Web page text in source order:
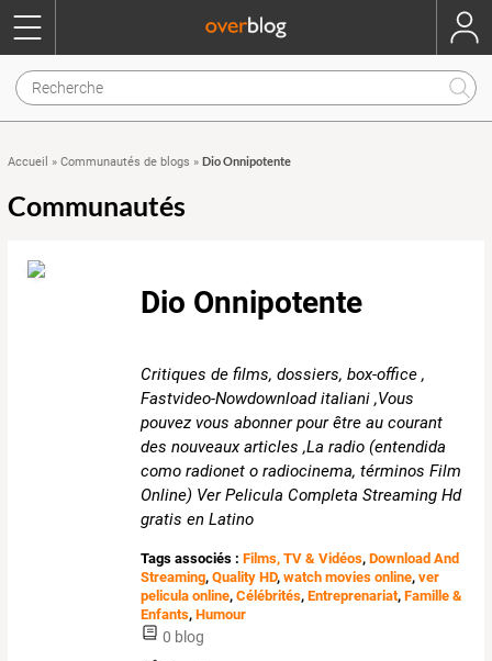
Accueil » Communautés de blogs » Dio Onnipotente
Communautés
Dio Onnipotente
Critiques de films, dossiers, box-office ,
Fastvideo-Nowdownload italiani ,Vous
pouvez vous abonner pour être au courant
des nouveaux articles ,La radio (entendida
como radionet o radiocinema, términos Film
Online) Ver Pelicula Completa Streaming Hd
gratis en Latino
Tags associés : Films, TV & Vidéos,Download And
Streaming,Quality HD,watch movies online,ver
pelicula online,Célébrités,Entreprenariat,Famille &
Enfants,Humour
0 blog